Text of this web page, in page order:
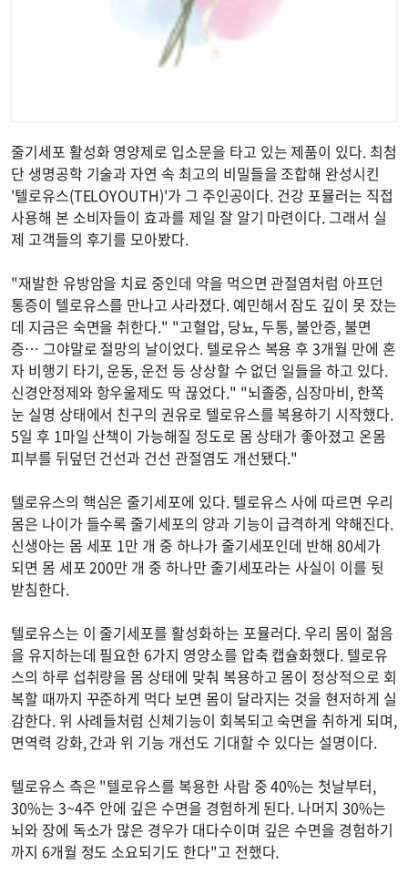
줄기세포 활성화 영양제로 입소문을 타고 있는 제품이 있다. 최첨
단 생명공학 기술과 자연 속 최고의 비밀들을 조합해 완성시킨
'텔로유스(TELOYOUTH)'가 그 주인공이다. 건강 포뮬러는 직접
사용해 본 소비자들이 효과를 제일 잘 알기 마련이다. 그래서 실
제 고객들의 후기를 모아봤다.
"재발한 유방암을 치료 중인데 약을 먹으면 관절염처럼 아프던
통증이 텔로유스를 만나고 사라졌다. 예민해서 잠도 깊이 못 잤는
데 지금은 숙면을 취한다." "고혈압, 당뇨, 두통, 불안증, 불면
증… 그야말로 절망의 날이었다. 텔로유스 복용 후 3개월 만에 혼
자 비행기 타기, 운동, 운전 등 상상할 수 없던 일들을 하고 있다.
신경안정제와 항우울제도 딱 끊었다." "뇌졸중, 심장마비, 한쪽
눈 실명 상태에서 친구의 권유로 텔로유스를 복용하기 시작했다.
5일 후 1마일 산책이 가능해질 정도로 몸 상태가 좋아졌고 온몸
피부를 뒤덮던 건선과 건선 관절염도 개선됐다."
텔로유스의 핵심은 줄기세포에 있다. 텔로유스 사에 따르면 우리
몸은 나이가 들수록 줄기세포의 양과 기능이 급격하게 약해진다.
신생아는 몸 세포 1만 개 중 하나가 줄기세포인데 반해 80세가
되면 몸 세포 200만 개 중 하나만 줄기세포라는 사실이 이를 뒷
받침한다.
텔로유스는 이 줄기세포를 활성화하는 포뮬러다. 우리 몸이 젊음
을 유지하는데 필요한 6가지 영양소를 압축 캡슐화했다. 텔로유
스의 하루 섭취량을 몸 상태에 맞춰 복용하고 몸이 정상적으로 회
복할 때까지 꾸준하게 먹다 보면 몸이 달라지는 것을 현저하게 실
감한다. 위 사례들처럼 신체기능이 회복되고 숙면을 취하게 되며,
면역력 강화, 간과 위 기능 개선도 기대할 수 있다는 설명이다.
텔로유스 측은 "텔로유스를 복용한 사람 중 40%는 첫날부터,
30%는 3~4주 안에 깊은 수면을 경험하게 된다. 나머지 30%는
뇌와 장에 독소가 많은 경우가 대다수이며 깊은 수면을 경험하기
까지 6개월 정도 소요되기도 한다"고 전했다.